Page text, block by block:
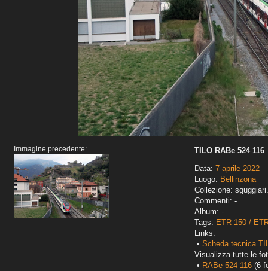
Immagine precedente:
TILO RABe 524 116
Data: 7 aprile 2022
Luogo: Bellinzona
Collezione:
Commenti: -
Album: -
Tags: ETR 150 /
Links:
• Scheda tecnica
Visualizza tutte le
• RABe 524 116 (6